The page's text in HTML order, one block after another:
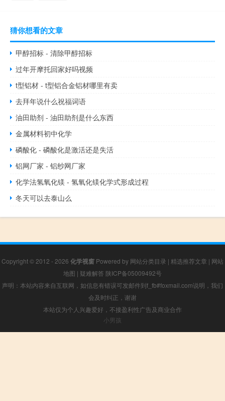
猜你想看的文章
甲醇招标 - 清除甲醇招标
过年开摩托回家好吗视频
t型铝材 - t型铝合金铝材哪里有卖
去拜年说什么祝福词语
油田助剂 - 油田助剂是什么东西
金属材料初中化学
磷酸化 - 磷酸化是激活还是失活
铝网厂家 - 铝纱网厂家
化学法氢氧化镁 - 氢氧化镁化学式形成过程
冬天可以去泰山么
Copyright © 2012 - 2026 化学视窗 Powered by 网站分类目录 | 精选推荐文章 | 网站
地图 | 疑难解答 陕ICP备05009492号
声明：本站内容来自互联网，如信息有错误可发邮件到f_fb#foxmail.com说明，我们
会及时纠正，谢谢
本站仅为个人兴趣爱好，不接盈利性广告及商业合作
小男孩